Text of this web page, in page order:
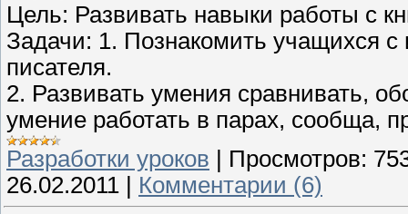
Цель: Развивать навыки работы с
Задачи: 1. Познакомить учащихся с
писателя.
2. Развивать умения сравнивать,
умение работать в парах, сообща,
Разработки уроков | Просмотров:
26.02.2011 | Комментарии (6)